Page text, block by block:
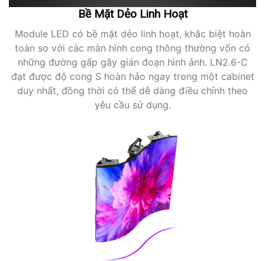
Bề Mặt Dẻo Linh Hoạt
Module LED có bề mặt dẻo linh hoạt, khắc biệt hoàn
toàn so với các màn hình cong thông thường vốn có
những đường gấp gây gián đoạn hình ảnh. LN2.6-C
đạt được độ cong S hoàn hảo ngay trong một cabinet
duy nhất, đồng thời có thể dễ dàng điều chỉnh theo
yêu cầu sử dụng.